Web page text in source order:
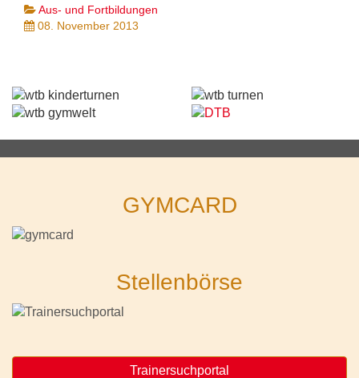
Aus- und Fortbildungen
08. November 2013
GYMCARD
Stellenbörse
Trainersuchportal